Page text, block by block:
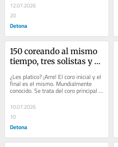
12.07.2026
20
Detona
150 coreando al mismo
tiempo, tres solistas y
¿Les platico? ¡Arre! El coro inicial y el
final es el mismo. Mundialmente
conocido. Se trata del coro principal
de una obra, más reproducido,...
10.07.2026
10
Detona